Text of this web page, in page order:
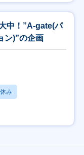
中！”A-gate(パ
ン)”の企画
み